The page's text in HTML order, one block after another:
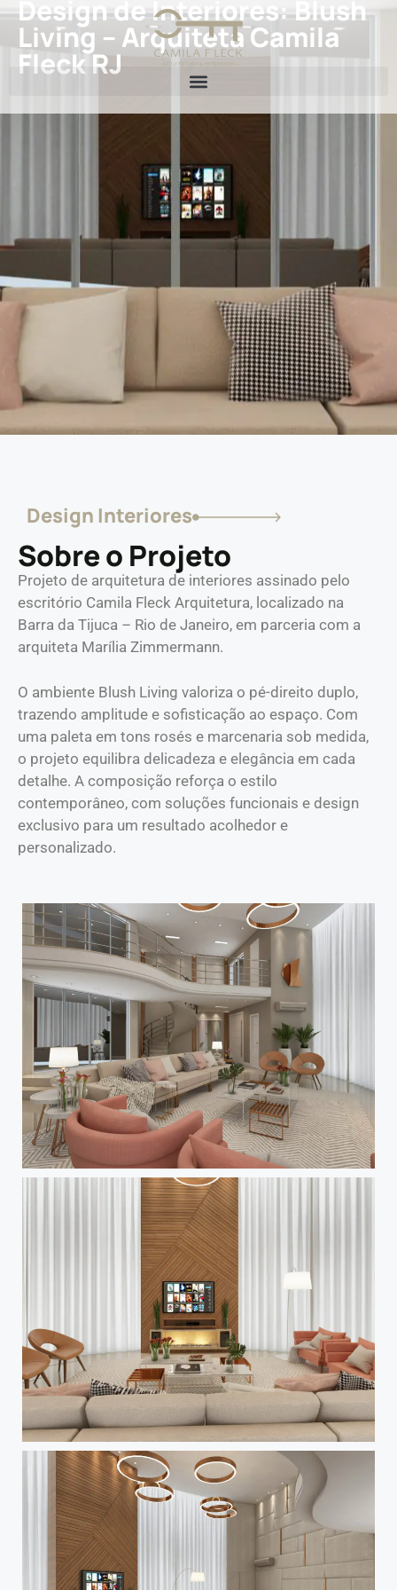
Design de Interiores: Blush
Living – Arquiteta Camila
Fleck RJ
Design Interiores
Sobre o Projeto
Projeto de arquitetura de interiores assinado pelo
escritório Camila Fleck Arquitetura, localizado na
Barra da Tijuca – Rio de Janeiro, em parceria com a
arquiteta Marília Zimmermann.
O ambiente Blush Living valoriza o pé-direito duplo,
trazendo amplitude e sofisticação ao espaço. Com
uma paleta em tons rosés e marcenaria sob medida,
o projeto equilibra delicadeza e elegância em cada
detalhe. A composição reforça o estilo
contemporâneo, com soluções funcionais e design
exclusivo para um resultado acolhedor e
personalizado.